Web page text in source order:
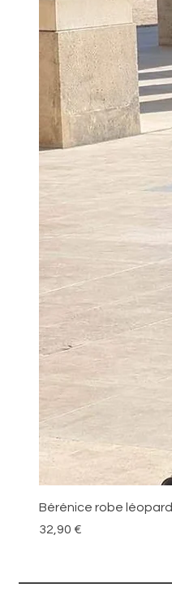
Bérénice robe léopard
Prix
32,90 €